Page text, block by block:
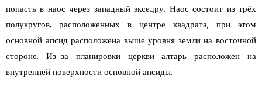
попасть в наос через западный экседру. Наос состоит из трёх
полукругов, расположенных в центре квадрата, при этом
основной апсид расположена выше уровня земли на восточной
стороне. Из-за планировки церкви алтарь расположен на
внутренней поверхности основной апсиды.